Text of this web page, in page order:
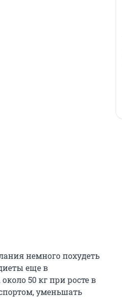
немного похудеть
еще в
50 кг при росте в
уменьшать